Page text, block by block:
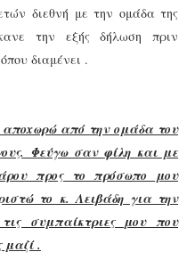
διεθνή με την ομάδα της
την εξής δήλωση πριν
διαμένει .
από την ομάδα του
Φεύγω σαν φίλη και με
προς το πρόσωπο μου
το κ. Λειβάδη για την
συμπαίκτριες μου που
μαζί .